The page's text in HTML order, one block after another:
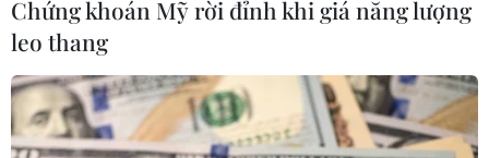
CƠ QUAN CHỦ QUẢN: THÔNG TẤN XÃ VIỆT NAM
Tổng Biên tập: TRẦN TIẾN DUẨN
Chứng khoán Mỹ rời đỉnh khi giá năng lượng
leo thang